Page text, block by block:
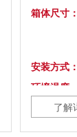
箱体尺寸：
安装方式：
环境温度：
环境湿度
使用场所
了解